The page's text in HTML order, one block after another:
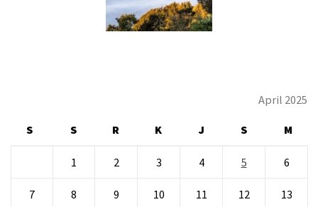
April 2025
S S R K J S M
1 2 3 4 5 6
7 8 9 10 11 12 13